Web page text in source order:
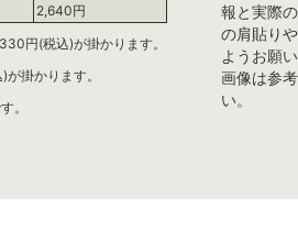
2,640円
円(税込)が掛かります。
掛かります。
。
報と実際
の肩貼り
ようお願
画像は参
い。